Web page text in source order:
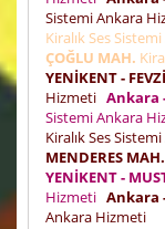
Sistemi Ankara
Kiralık Ses
ÇOĞLU MAH.
YENİKENT -
Hizmeti Ankara
Sistemi Ankara
Kiralık Ses
MENDERES MAH.
YENİKENT -
Hizmeti Ankara
Ankara Hizmeti